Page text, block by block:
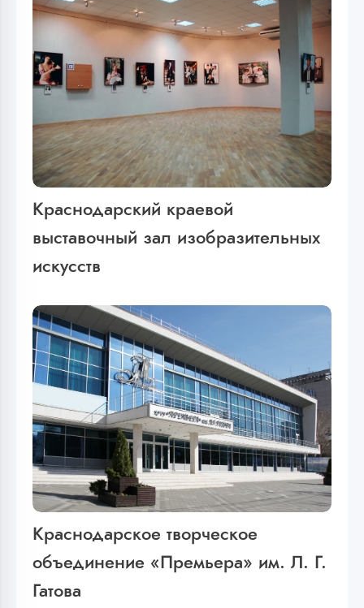
Краснодарский краевой
выставочный зал изобразительных
искусств
Краснодарское творческое
объединение «Премьера» им. Л. Г.
Гатова